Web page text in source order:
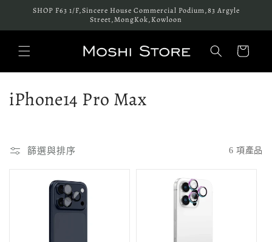
跳至內
SHOP F63 1/F,Sincere House Commercial Podium,83 Argyle
Street,MongKok,Kowloon
物
商
系
iPhone14 Pro Max
篩選與排序 6 項產品